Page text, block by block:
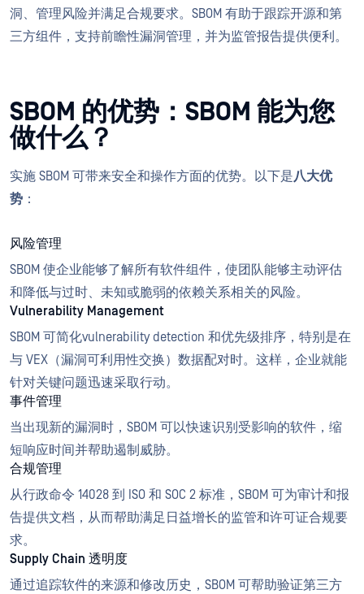
洞、管理风险并满足合规要求。SBOM 有助于跟踪开源和第
三方组件，支持前瞻性漏洞管理，并为监管报告提供便利。
SBOM 的优势：SBOM 能为您
做什么？
实施 SBOM 可带来安全和操作方面的优势。以下是八大优
势 ：
风险管理
SBOM 使企业能够了解所有软件组件，使团队能够主动评估
和降低与过时、未知或脆弱的依赖关系相关的风险。
Vulnerability Management
SBOM 可简化vulnerability detection 和优先级排序，特别是在
与 VEX（漏洞可利用性交换）数据配对时。这样，企业就能
针对关键问题迅速采取行动。
事件管理
当出现新的漏洞时，SBOM 可以快速识别受影响的软件，缩
短响应时间并帮助遏制威胁。
合规管理
从行政命令 14028 到 ISO 和 SOC 2 标准，SBOM 可为审计和报
告提供文档，从而帮助满足日益增长的监管和许可证合规要
求。
Supply Chain 透明度
通过追踪软件的来源和修改历史，SBOM 可帮助验证第三方